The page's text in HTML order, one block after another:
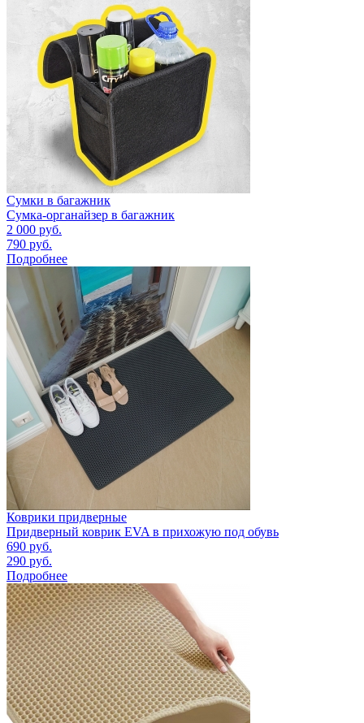
Сумки в багажник
Сумка-органайзер в багажник
2 000 руб.
790 руб.
Подробнее
Коврики придверные
Придверный коврик EVA в прихожую под обувь
690 руб.
290 руб.
Подробнее